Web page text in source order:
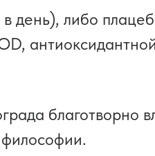
день), либо
благотворно